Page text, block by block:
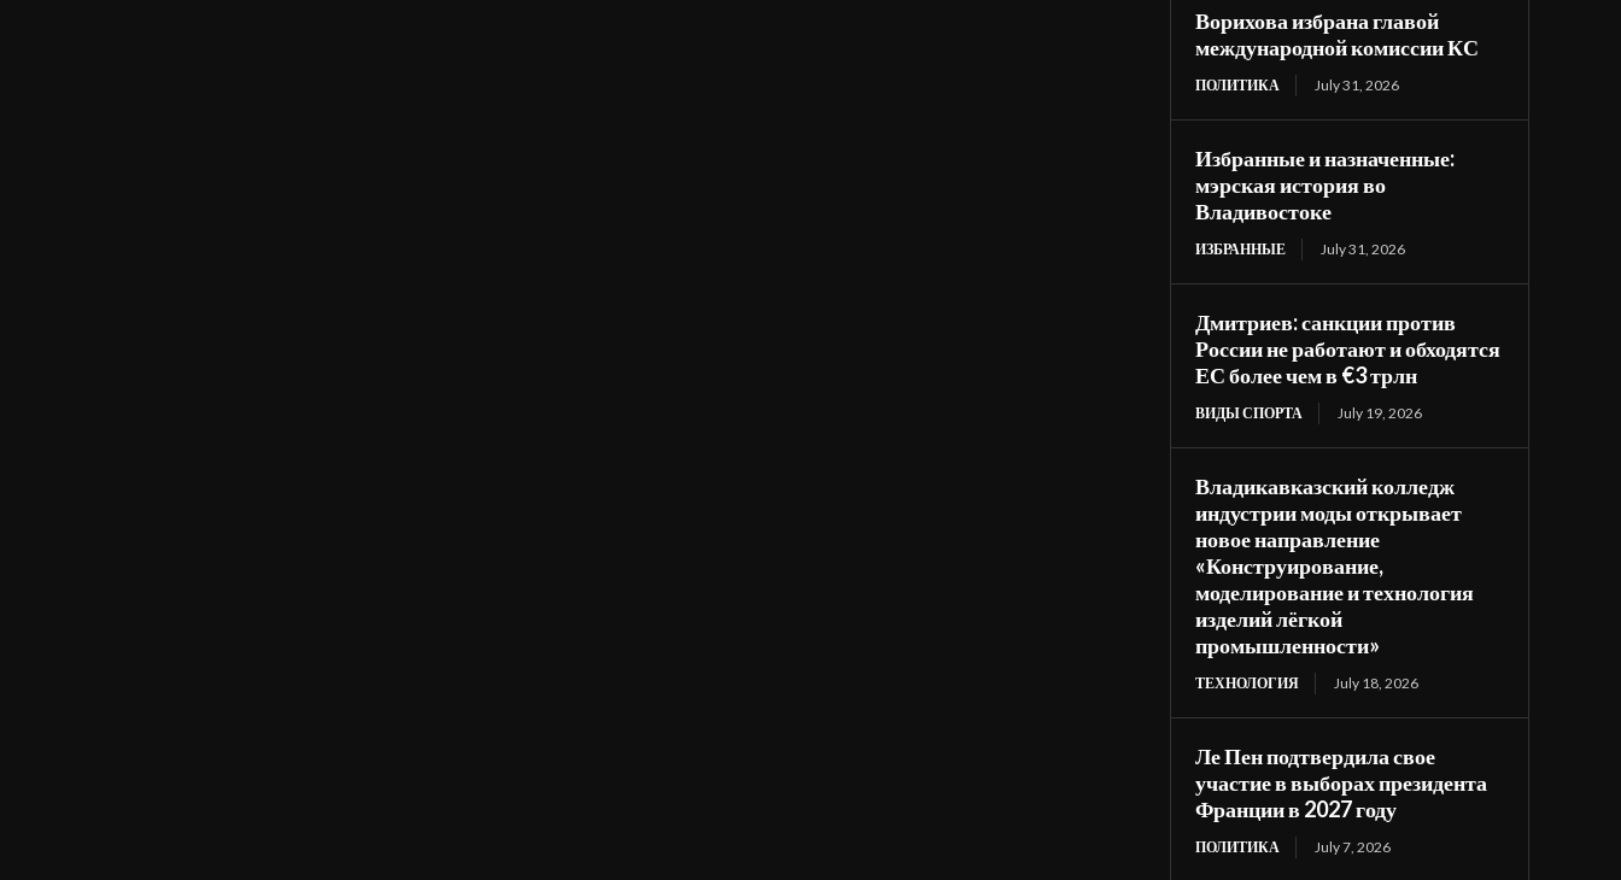
Ворихова избрана главой
международной комиссии КС
ПОЛИТИКА July 31, 2026
Избранные и назначенные:
мэрская история во
Владивостоке
ИЗБРАННЫЕ July 31, 2026
Дмитриев: санкции против
России не работают и обходятся
ЕС более чем в €3 трлн
ВИДЫ СПОРТА July 19, 2026
Владикавказский колледж
индустрии моды открывает
новое направление
«Конструирование,
моделирование и технология
изделий лёгкой
промышленности»
ТЕХНОЛОГИЯ July 18, 2026
Ле Пен подтвердила свое
участие в выборах президента
Франции в 2027 году
ПОЛИТИКА July 7, 2026